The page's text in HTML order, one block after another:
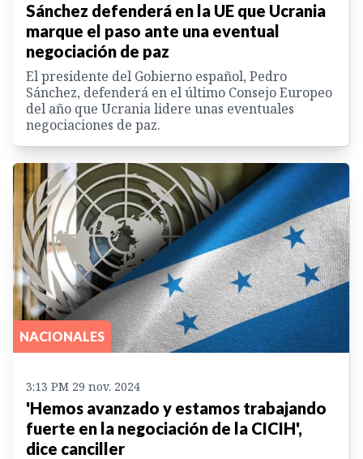
Sánchez defenderá en la UE que Ucrania
marque el paso ante una eventual
negociación de paz
El presidente del Gobierno español, Pedro
Sánchez, defenderá en el último Consejo Europeo
del año que Ucrania lidere unas eventuales
negociaciones de paz.
NACIONALES
3:13 PM 29 nov. 2024
'Hemos avanzado y estamos trabajando
fuerte en la negociación de la CICIH',
dice canciller